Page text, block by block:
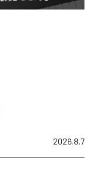
2026.8.7